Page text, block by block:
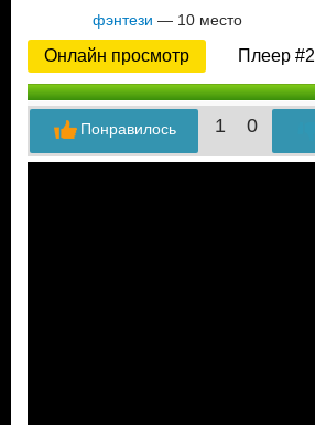
фэнтези — 10 место
Онлайн просмотр Плеер #2
1 0
Понравилось